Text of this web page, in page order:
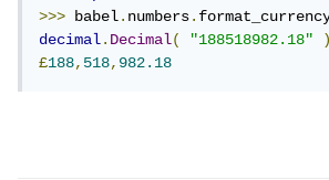
>>> babel.numbers.
decimal.Decimal( "188518982.18"
£188,518,982.18